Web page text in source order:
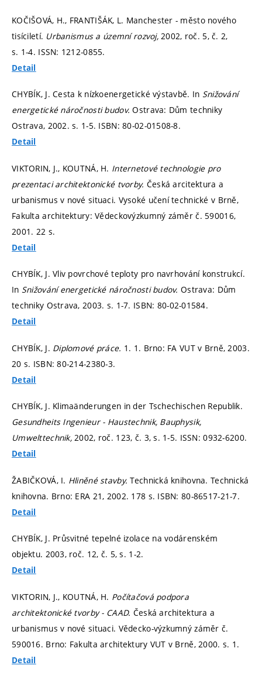
KOČIŠOVÁ, H., FRANTIŠÁK, L. Manchester - město nového
tisíciletí. Urbanismus a územní rozvoj, 2002, roč. 5, č. 2,
s. 1-4. ISSN: 1212-0855.
Detail
CHYBÍK, J. Cesta k nízkoenergetické výstavbě. In Snižování
energetické náročnosti budov.Ostrava: Dům techniky
Ostrava, 2002.s. 1-5. ISBN: 80-02-01508-8.
Detail
VIKTORIN, J., KOUTNÁ, H. Internetové technologie pro
prezentaci architektonické tvorby. Česká arcitektura a
urbanismus v nové situaci. Vysoké učení technické v Brně,
Fakulta architektury: Vědeckovýzkumný záměr č. 590016,
2001. 22 s.
Detail
CHYBÍK, J. Vliv povrchové teploty pro navrhování konstrukcí.
In Snižování energetické náročnosti budov.Ostrava: Dům
techniky Ostrava, 2003. s. 1-7. ISBN: 80-02-01584.
Detail
CHYBÍK, J. Diplomové práce. 1. 1. Brno: FA VUT v Brně, 2003.
20 s. ISBN: 80-214-2380-3.
Detail
CHYBÍK, J. Klimaänderungen in der Tschechischen Republik.
Gesundheits Ingenieur - Haustechnik, Bauphysik,
Umwelttechnik,2002, roč. 123, č. 3,s. 1-5. ISSN: 0932-6200.
Detail
ŽABIČKOVÁ, I. Hliněné stavby.Technická knihovna. Technická
knihovna. Brno: ERA 21, 2002. 178 s. ISBN: 80-86517-21-7.
Detail
CHYBÍK, J. Průsvitné tepelné izolace na vodárenském
objektu. 2003, roč. 12, č. 5,s. 1-2.
Detail
VIKTORIN, J., KOUTNÁ, H. Počítačová podpora
architektonické tvorby - CAAD. Česká architektura a
urbanismus v nové situaci. Vědecko-výzkumný záměr č.
590016. Brno: Fakulta architektury VUT v Brně, 2000. s. 1.
Detail